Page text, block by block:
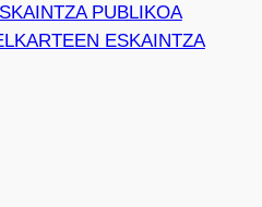
PUBLIKOA
ESKAINTZA